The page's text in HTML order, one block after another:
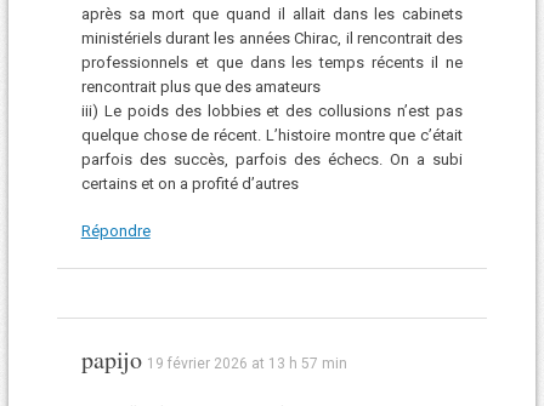
après sa mort que quand il allait dans les cabinets
ministériels durant les années Chirac, il rencontrait des
professionnels et que dans les temps récents il ne
rencontrait plus que des amateurs
iii) Le poids des lobbies et des collusions n’est pas
quelque chose de récent. L’histoire montre que c’était
parfois des succès, parfois des échecs. On a subi
certains et on a profité d’autres
Répondre
papijo 19 février 2026 at 13 h 57 min